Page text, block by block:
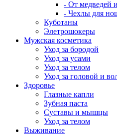
- От медведей
- Чехлы для
Куботаны
Элетрошокеры
Мужская косметика
Уход за бородой
Уход за усами
Уход за телом
Уход за головой и
Здоровье
Глазные капли
Зубная паста
Суставы и мышцы
Уход за телом
Выживание